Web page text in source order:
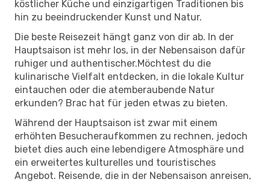
köstlicher Küche und einzigartigen Traditionen bis
hin zu beeindruckender Kunst und Natur.
Die beste Reisezeit hängt ganz von dir ab. In der
Hauptsaison ist mehr los, in der Nebensaison dafür
ruhiger und authentischer.Möchtest du die
kulinarische Vielfalt entdecken, in die lokale Kultur
eintauchen oder die atemberaubende Natur
erkunden? Brac hat für jeden etwas zu bieten.
Während der Hauptsaison ist zwar mit einem
erhöhten Besucheraufkommen zu rechnen, jedoch
bietet dies auch eine lebendigere Atmosphäre und
ein erweitertes kulturelles und touristisches
Angebot. Reisende, die in der Nebensaison anreisen,